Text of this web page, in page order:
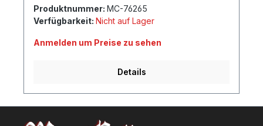
Produktnummer: MC-76265
Verfügbarkeit: Nicht auf Lager
Anmelden um Preise zu sehen
Details